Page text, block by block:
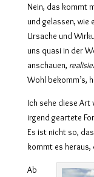
Nein, das kommt
und gelassen, wie
Ursache und
uns quasi in der
anschauen,
Wohl bekomm’s,
Ich sehe diese Art
irgend geartete
Es ist nicht so,
kommt es
Ab